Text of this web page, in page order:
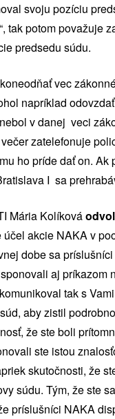
svoju pozíciu
tak potom považuje
predsedu súdu.
vec
napríklad
v danej veci
zatelefonuje
ho príde dať on.
I sa
Mária Kolíková
účel akcie NAKA v
dobe sa
aj príkazom
tak s
aby zistil
že ste boli
ste istou
skutočnosti, že
súdu. Tým, že ste
príslušníci NAKA